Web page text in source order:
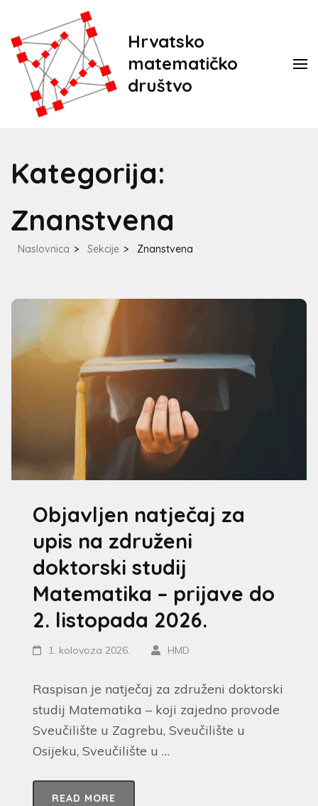
Hrvatsko
matematičko
društvo
Kategorija:
Znanstvena
Naslovnica > Sekcije > Znanstvena
Objavljen natječaj za
upis na združeni
doktorski studij
Matematika – prijave do
2. listopada 2026.
1. kolovoza 2026. HMD
Raspisan je natječaj za združeni doktorski
studij Matematika – koji zajedno provode
Sveučilište u Zagrebu, Sveučilište u
Osijeku, Sveučilište u …
READ MORE